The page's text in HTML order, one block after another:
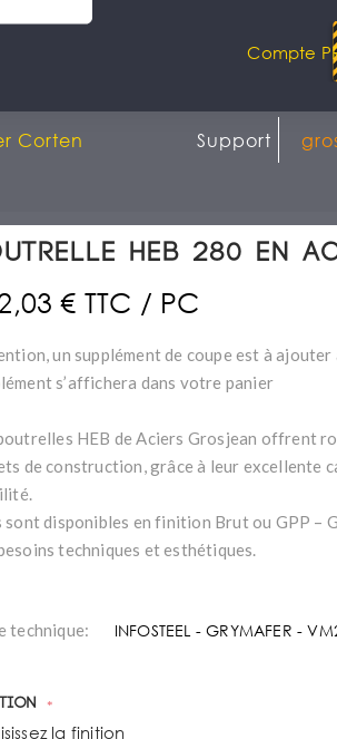
Compte
Corten Support
HEB 280 en
€ TTC / PC
un supplément de coupe est à ajouter
s’affichera dans votre panier
HEB de Aciers Grosjean offrent
de construction, grâce à leur excellente
sont disponibles en finition Brut ou GPP –
techniques et esthétiques.
technique: INFOSTEEL - GRYMAFER -
*
la finition